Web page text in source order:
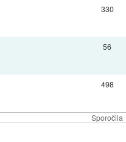
Sporočila
330
56
498